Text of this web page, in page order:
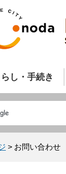
らし・手続き
> お問い合わせ